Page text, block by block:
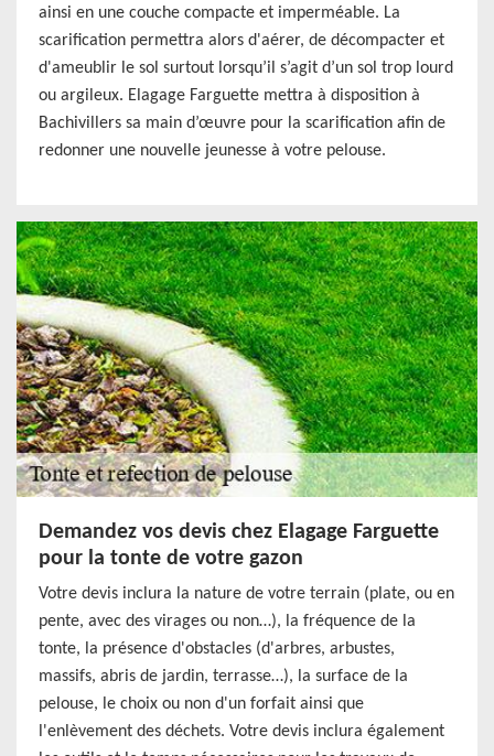
ainsi en une couche compacte et imperméable. La
scarification permettra alors d'aérer, de décompacter et
d'ameublir le sol surtout lorsqu’il s’agit d’un sol trop lourd
ou argileux. Elagage Farguette mettra à disposition à
Bachivillers sa main d’œuvre pour la scarification afin de
redonner une nouvelle jeunesse à votre pelouse.
Demandez vos devis chez Elagage Farguette
pour la tonte de votre gazon
Votre devis inclura la nature de votre terrain (plate, ou en
pente, avec des virages ou non…), la fréquence de la
tonte, la présence d'obstacles (d'arbres, arbustes,
massifs, abris de jardin, terrasse…), la surface de la
pelouse, le choix ou non d'un forfait ainsi que
l'enlèvement des déchets. Votre devis inclura également